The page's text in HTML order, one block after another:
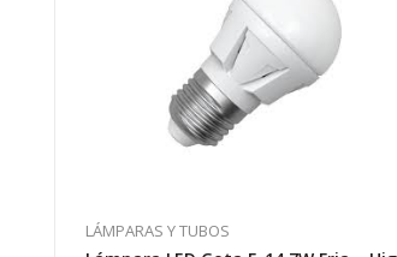
LÁMPARAS Y TUBOS